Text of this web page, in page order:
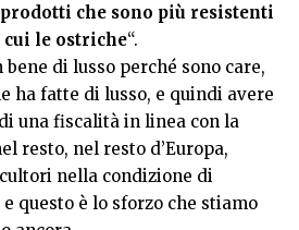
che sono più resistenti
le ostriche“.
bene di lusso perché sono care,
ha fatte di lusso, e quindi avere
una fiscalità in linea con la
resto, nel resto d’Europa,
nella condizione di
questo è lo sforzo che stiamo